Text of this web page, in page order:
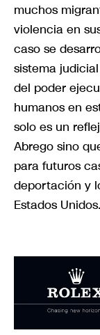
muchos
violencia en
caso se
sistema
del poder
humanos en
solo es un
Abrego sino
para futuros
deportación y
Estados Unidos.